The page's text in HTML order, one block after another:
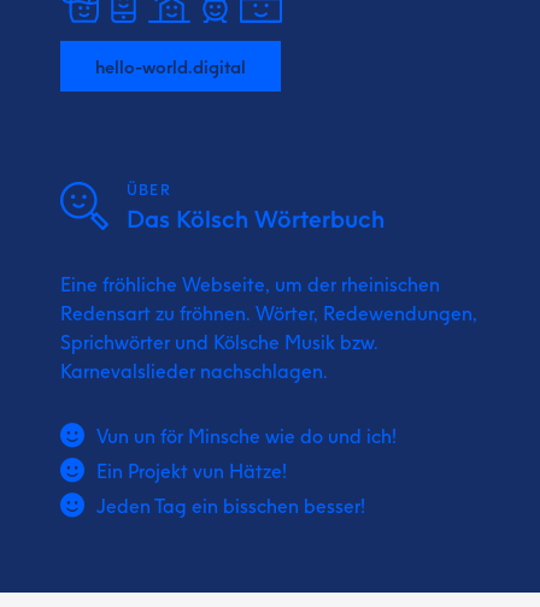
hello-world.digital
ÜBER
Das Kölsch Wörterbuch
Eine fröhliche Webseite, um der rheinischen
Redensart zu fröhnen. Wörter, Redewendungen,
Sprichwörter und Kölsche Musik bzw.
Karnevalslieder nachschlagen.
Vun un för Minsche wie do und ich!
Ein Projekt vun Hätze!
Jeden Tag ein bisschen besser!